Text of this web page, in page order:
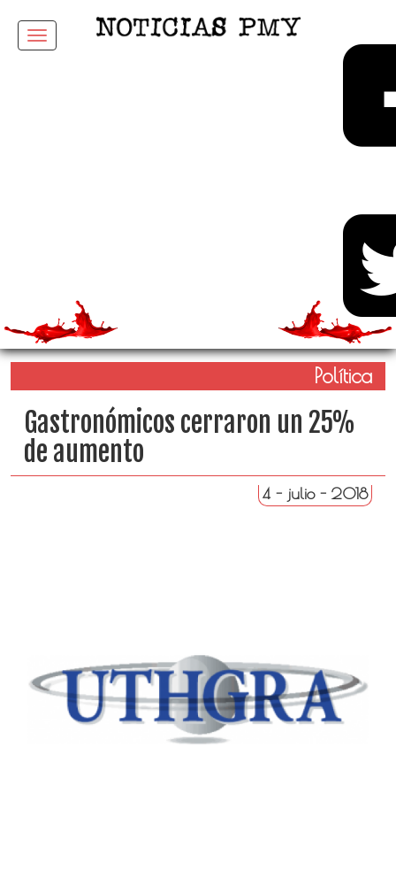
Menu
Política
Gastronómicos cerraron un 25%
de aumento
4 - julio - 2018